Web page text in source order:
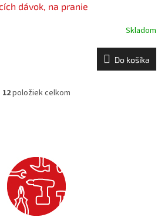
dávok, na pranie
Skladom
Do košíka
O
c
i
e
p
r
12položiek celkom